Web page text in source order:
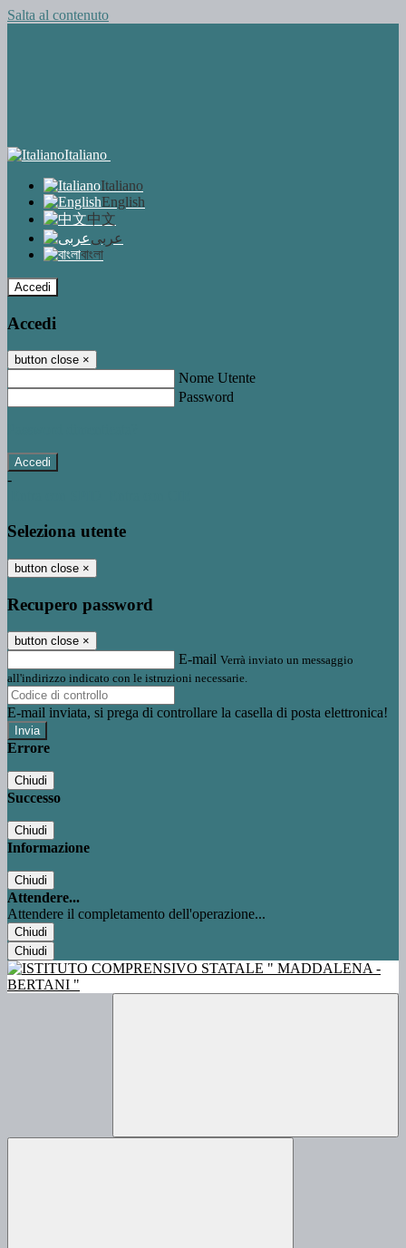
Salta al contenuto
Italiano
Italiano
English
中文
عربى
বাংলা
Accedi
Accedi
button close ×
Nome Utente
Password
-
Seleziona utente
button close ×
Recupero password
button close ×
E-mail Verrà inviato un messaggio
all'indirizzo indicato con le istruzioni necessarie.
E-mail inviata, si prega di controllare la casella di posta elettronica!
Errore
Chiudi
Successo
Chiudi
Informazione
Chiudi
Attendere...
Attendere il completamento dell'operazione...
Chiudi
Chiudi